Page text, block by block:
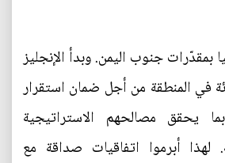
بمقدّرات جنوب اليمن. وبدأ الإنجليز
في المنطقة من أجل ضمان استقرار
يحقق مصالحهم الاستراتيجية
لهذا أبرموا اتفاقيات صداقة مع